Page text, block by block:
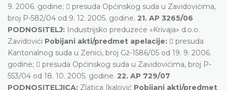
9. 2006. godine;  presuda Općinskog suda u Zavidovićima,
broj P-582/04 od 9. 12. 2005. godine. 21. AP 3265/06
PODNOSITELJ: Industrijsko preduzeće «Krivaja» d.o.o.
Zavidovići Pobijani akti/predmet apelacije:  presuda
Kantonalnog suda u Zenici, broj Gž-1586/05 od 19. 9. 2006.
godine;  presuda Općinskog suda u Zavidovićima, broj P-
553/04 od 18. 10. 2005. godine. 22. AP 729/07
PODNOSITELJICA: Zlatica Ikalović Pobijani akti/predmet